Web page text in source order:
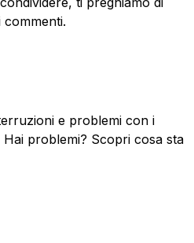
commenti.
e problemi con i
problemi? Scopri cosa sta